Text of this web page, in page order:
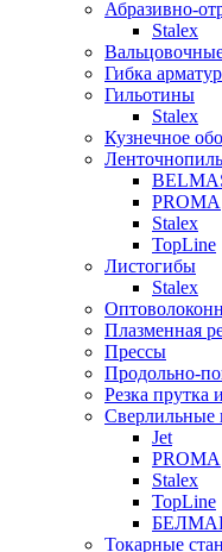
Абразивно-
Stalex
Гибка
Гильотины
Stalex
Кузнечное
PROMA
Stalex
TopLine
Листогибы
Stalex
Плазменная
Прессы
Продольно-
Резка прутка
Сверлильные
Jet
PROMA
Stalex
TopLine
Токарные